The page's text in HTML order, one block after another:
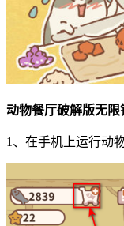
动物餐厅破解版无
1、在手机上运行动